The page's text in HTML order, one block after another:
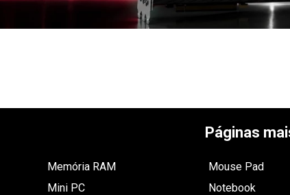
Páginas
Memória RAM
Mini PC
Mouse Pad
Notebook